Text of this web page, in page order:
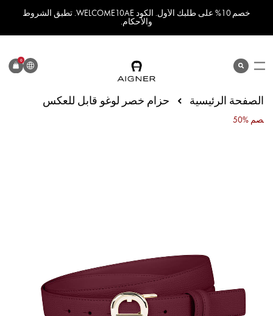
خصم 10% على طلبك الأول. الكود WELCOME10AE. تطبق الشروط
والأحكام.
search
0المنتج
اللغة
الصفحة الرئيسية حزام خصر لوغو قابل للعكس
انتقل
50% خصم